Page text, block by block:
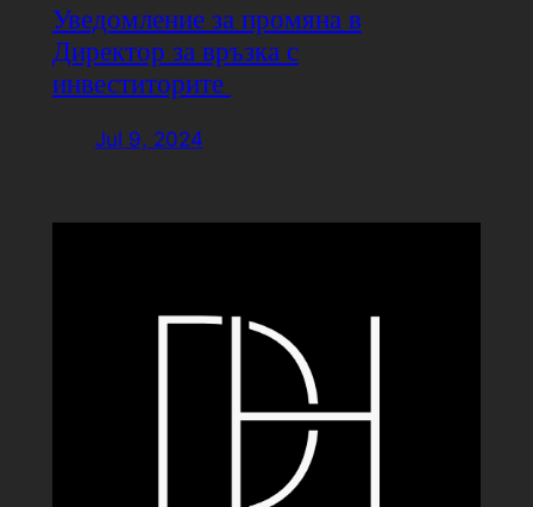
Уведомление за промяна в
Директор за връзка с
инвеститорите
Jul 9, 2024